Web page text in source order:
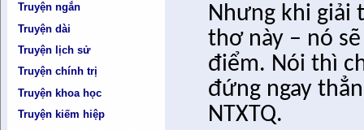
Truyện ngắn
Truyện dài
Truyện lịch sử
Truyện chính trị
Truyện khoa học
Truyện kiếm hiệp
Nhưng khi giải
thơ này – nó
điểm. Nói thì
đứng ngay
NTXTQ.